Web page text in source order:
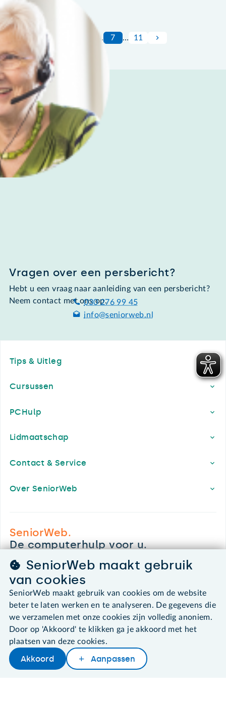
… 7 … 11
Vragen over een persbericht?
Hebt u een vraag naar aanleiding van een persbericht?
Neem contact met ons op.030 276 99 45
info@seniorweb.nl
Tips & Uitleg
Cursussen
PCHulp
Lidmaatschap
Contact & Service
Over SeniorWeb
SeniorWeb.
De computerhulp voor u.
leden@seniorweb.nl
©2026 SeniorWeb
Algemene voorwaarden
Cookies en cookie-instellingen
Disclaimer
SeniorWeb maakt gebruik
van cookies
SeniorWeb maakt gebruik van cookies om de website
beter te laten werken en te analyseren. De gegevens die
we verzamelen met onze cookies zijn volledig anoniem.
Door op 'Akkoord' te klikken ga je akkoord met het
plaatsen van deze cookies.
Akkoord Aanpassen